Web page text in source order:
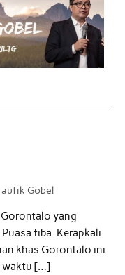
Gobel
yang
tiba. Kerapkali
khas Gorontalo ini
waktu […]